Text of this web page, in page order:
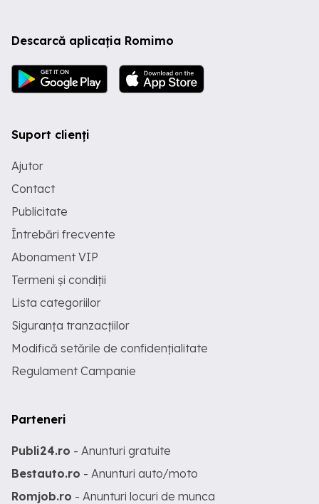
Descarcă aplicația Romimo
Suport clienți
Ajutor
Contact
Publicitate
Întrebări frecvente
Abonament VIP
Termeni și condiții
Lista categoriilor
Siguranța tranzacțiilor
Modifică setările de confidențialitate
Regulament Campanie
Parteneri
Publi24.ro - Anunturi gratuite
Bestauto.ro - Anunturi auto/moto
Romjob.ro - Anunturi locuri de munca